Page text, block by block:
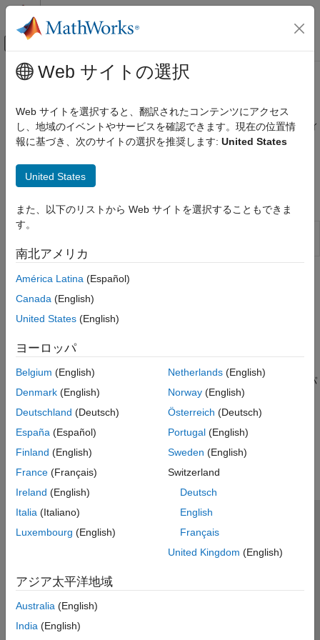
コンテンツへスキップ
オフキャンバス ナビゲーション メ
ドキュメンテーションのホーム
外部言語インターフェイス
MATLAB での .NET
カテゴリ
MATLAB での .NET Core の選択
MATLAB での .NET データ型
MATLAB での .NET プロパティ
MATLAB での .NET メソッド
MATLAB での .NET イベントと .NET デリゲ
MATLAB での.NET ジェネリック クラス
メインコンテンツ
MATLAB での .NET プロパティ
MATLAB での .NET プロパティの取得と設定、.NET プロパティ
の特殊機能
で取り扱う方法を説明します。
関数
トピック
.NET プロパティの使用
MATLAB による .NET プロパティの表現方法と、C# プロパティ
この例では、関数
を使用して静的プロパ
ティを設定する方法を説明します。
この情報は役に立ちましたか？
Web サイトの選択
Web サイトを選択すると、翻訳されたコンテンツにアクセス
し、地域のイベントやサービスを確認できます。現在の位置情
報に基づき、次のサイトの選択を推奨します: United States
United States
また、以下のリストから Web サイトを選択することもできま
す。
南北アメリカ
América Latina (Español)
Canada (English)
United States (English)
ヨーロッパ
Belgium (English)
Denmark (English)
Deutschland (Deutsch)
España (Español)
Finland (English)
France (Français)
Ireland (English)
Italia (Italiano)
Luxembourg (English)
Netherlands(English)
Norway(English)
Österreich (Deutsch)
Portugal(English)
Sweden (English)
Switzerland
Deutsch
English
Français
United Kingdom (English)
アジア太平洋地域
Australia (English)
India (English)